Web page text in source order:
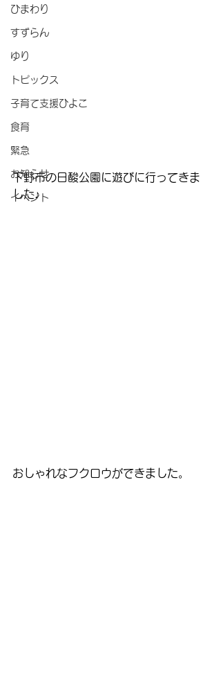
ひまわり
すずらん
ゆり
トピックス
子育て支援ひよこ
食育
緊急
お知らせ
イベント
下野市の日酸公園に遊びに行ってきま
した♪
おしゃれなフクロウができました。